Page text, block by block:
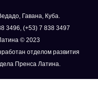
Гавана, Куба.
3496, (+53) 7 838 3497
© 2023
отделом развития
Пренса Латина.